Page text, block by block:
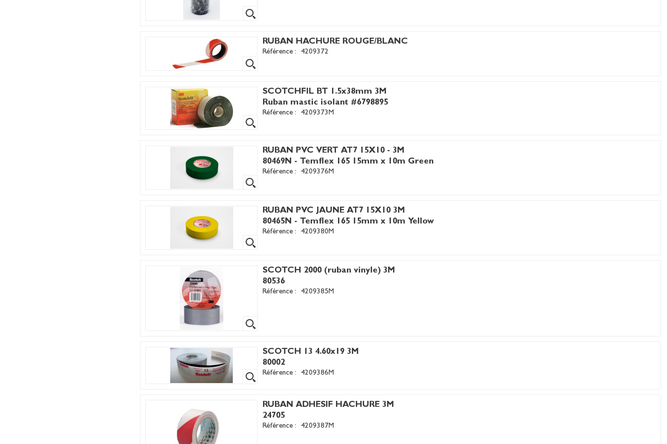
RUBAN HACHURE ROUGE/BLANC
Référence : 4209372
SCOTCHFIL BT 1.5x38mm 3M
Ruban mastic isolant #6798895
Référence : 4209373M
RUBAN PVC VERT AT7 15X10 - 3M
80469N - Temflex 165 15mm x 10m Green
Référence : 4209376M
RUBAN PVC JAUNE AT7 15X10 3M
80465N - Temflex 165 15mm x 10m Yellow
Référence : 4209380M
SCOTCH 2000 (ruban vinyle) 3M
80536
Référence : 4209385M
SCOTCH 13 4.60x19 3M
80002
Référence : 4209386M
RUBAN ADHESIF HACHURE 3M
24705
Référence : 4209387M